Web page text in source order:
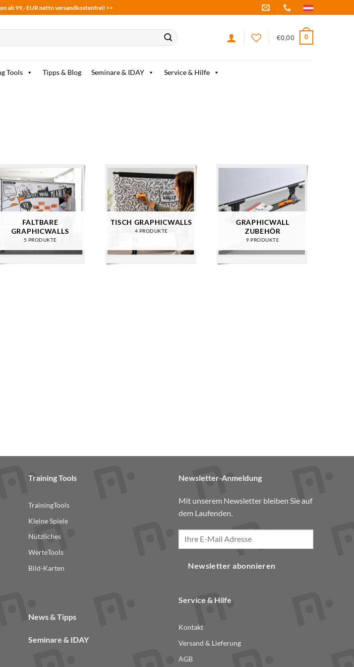
ab 99,- EUR netto versandkostenfrei! >>
€0,00 0
Tools Tipps & Blog Seminare & IDAY Service & Hilfe
FALTBARE
GRAPHICWALLS
5 PRODUKTE
TISCH GRAPHICWALLS
4 PRODUKTE
GRAPHICWALL
ZUBEHÖR
9 PRODUKTE
Training Tools
TrainingTools
Kleine Spiele
Nützliches
WerteTools
Bild-Karten
News & Tipps
Seminare & IDAY
Newsletter-Anmeldung
Mit unserem Newsletter bleiben Sie auf
dem Laufenden.
Newsletter abonnieren
Service & Hilfe
Kontakt
Versand & Lieferung
AGB